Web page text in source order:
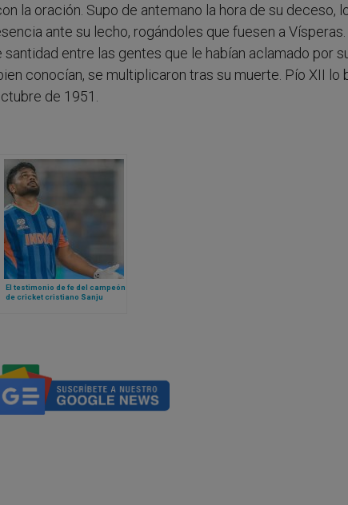
la oración. Supo de antemano la hora de su deceso,
ante su lecho, rogándoles que fuesen a
entre las gentes que le habían aclamado por
conocían, se multiplicaron tras su muerte. Pío XII lo
de 1951.
El testimonio de fe del campeón
de cricket cristiano Sanju